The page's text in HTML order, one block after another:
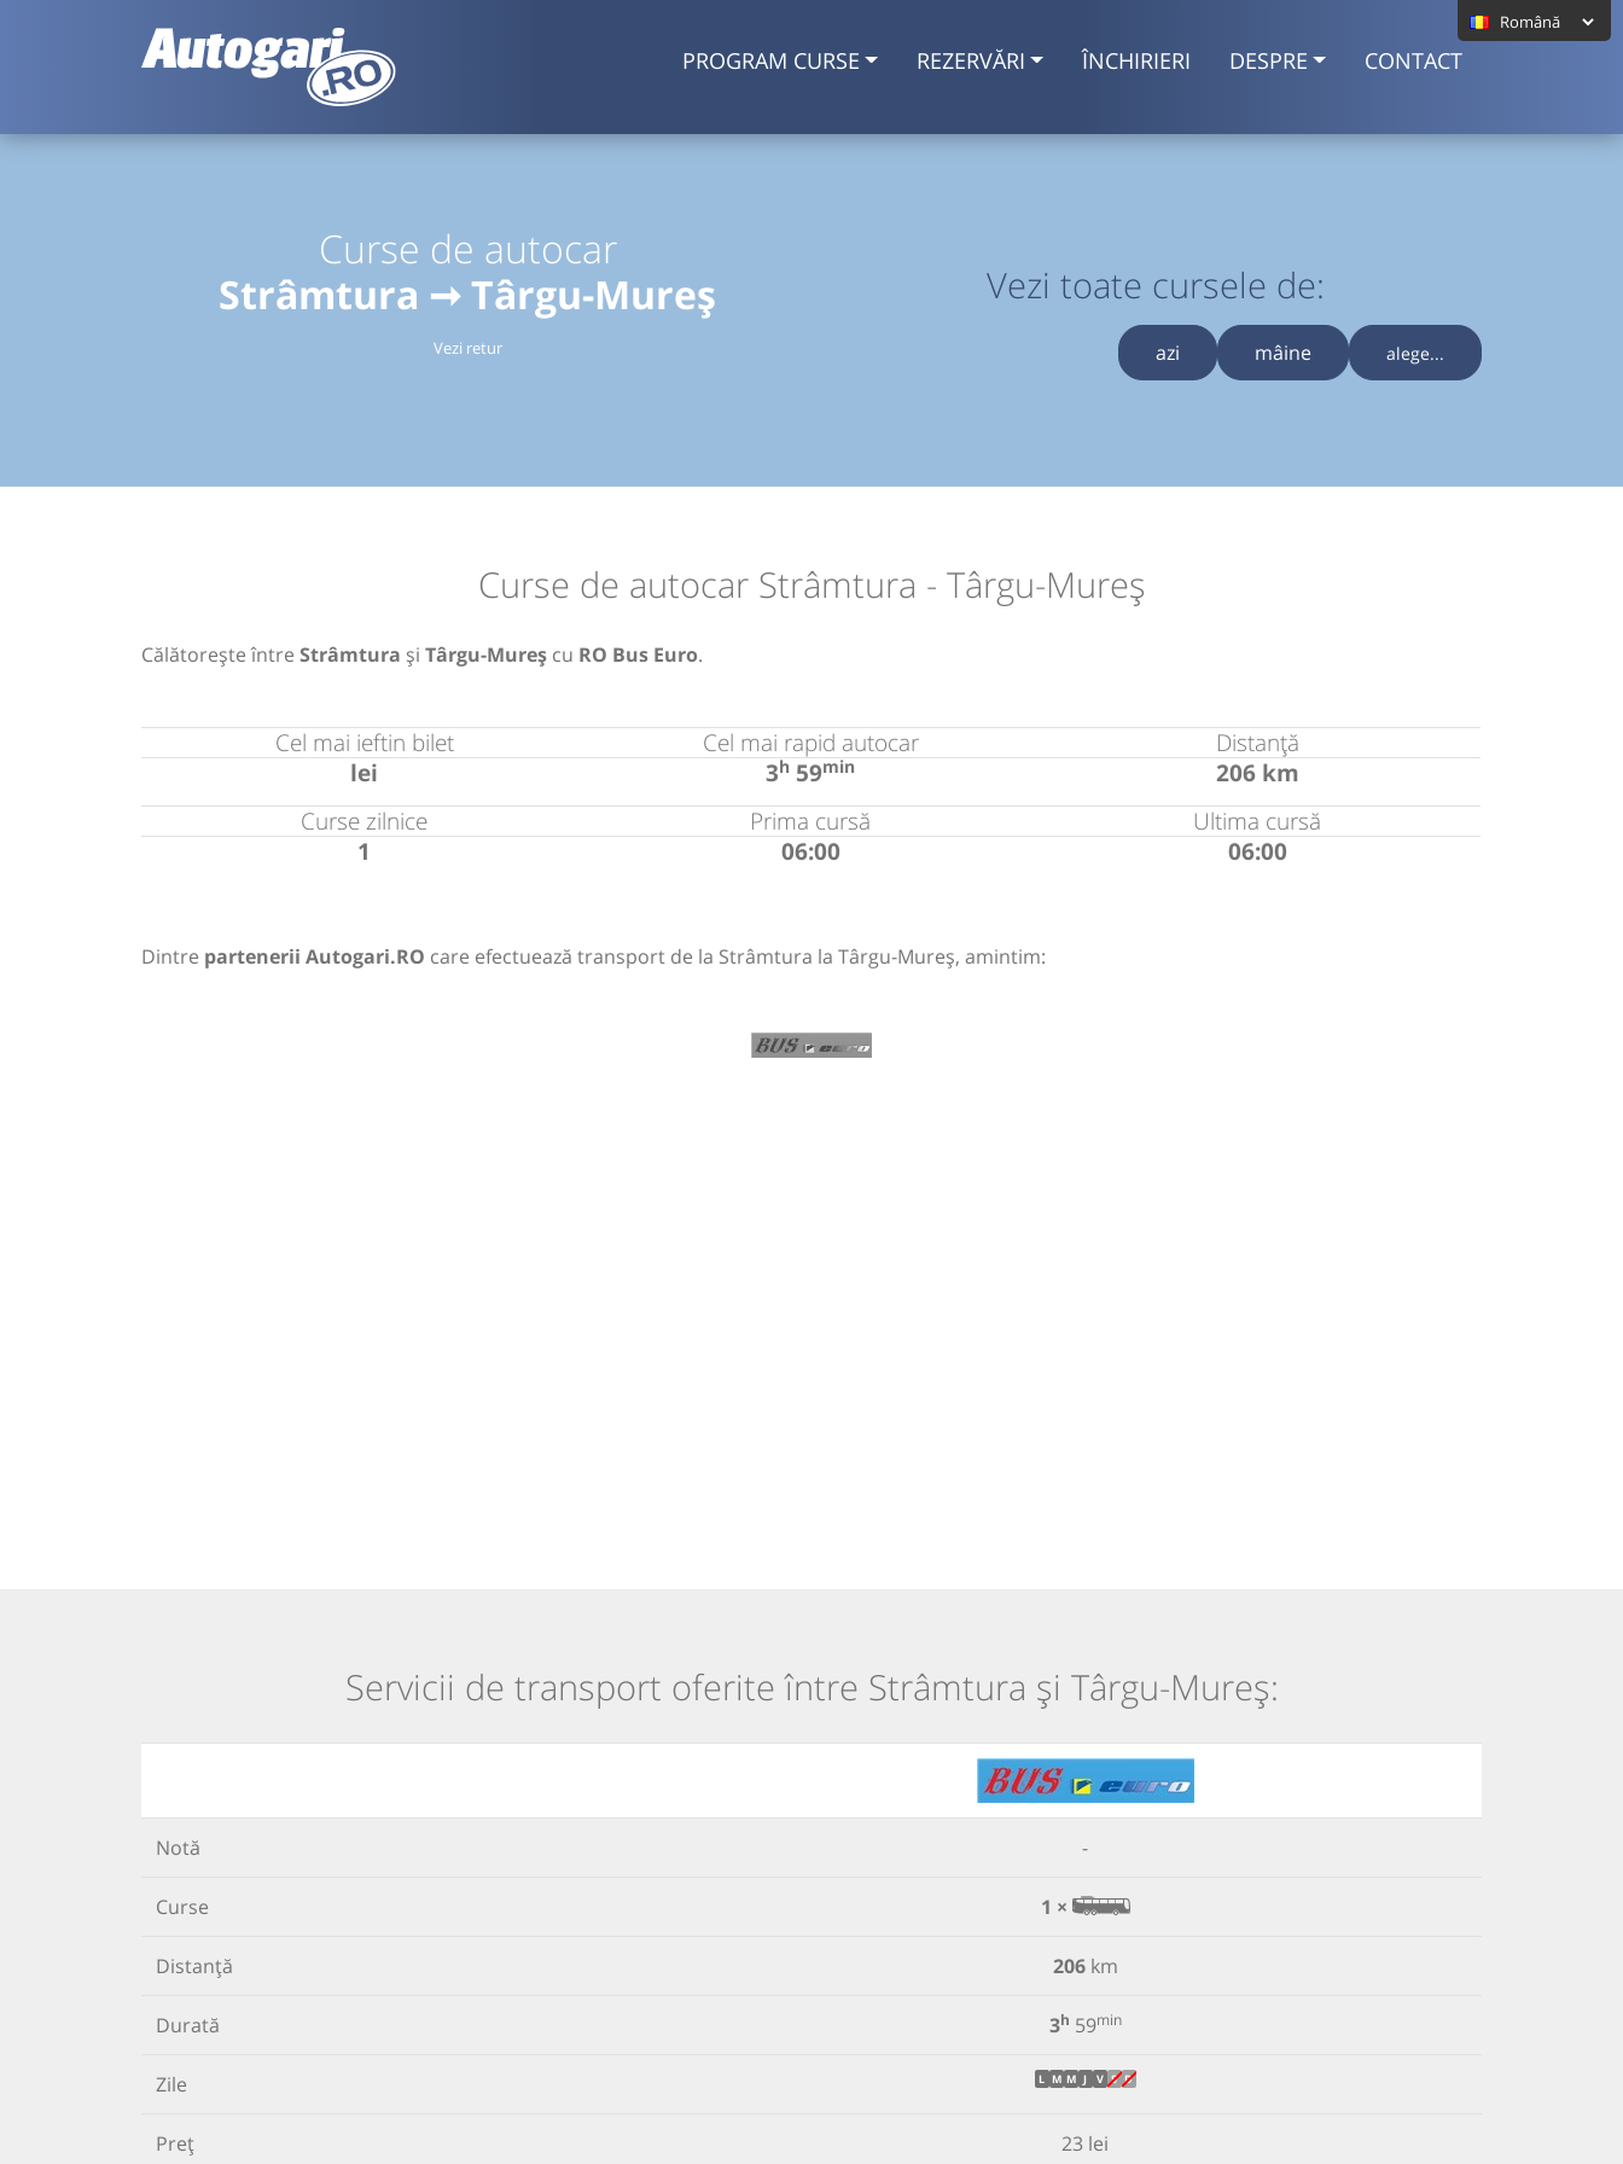
PROGRAM CURSE REZERVĂRI ÎNCHIRIERI DESPRE CONTACT
Curse de autocar
Strâmtura ➞ Târgu-Mureș
Vezi retur
Vezi toate cursele de:
azi mâine alege...
Curse de autocar Strâmtura - Târgu-Mureș
Călătorește între Strâmtura și Târgu-Mureș cu RO Bus Euro.
Cel mai ieftin bilet
lei
Cel mai rapid autocar
3h 59min
Distanță
206 km
Curse zilnice
1
Prima cursă
06:00
Ultima cursă
06:00
Dintre partenerii Autogari.RO care efectuează transport de la Strâmtura la Târgu-Mureș, amintim:
Servicii de transport oferite între Strâmtura și Târgu-Mureș:
Notă -
Curse 1 ×
Distanță 206km
Durată 3h 59min
Zile L M M J V S D
Preț
23 lei